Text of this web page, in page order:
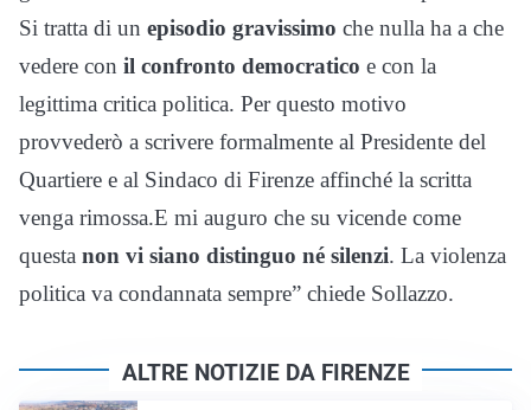
Si tratta di un episodio gravissimo che nulla ha a che
vedere con il confronto democratico e con la
legittima critica politica. Per questo motivo
provvederò a scrivere formalmente al Presidente del
Quartiere e al Sindaco di Firenze affinché la scritta
venga rimossa.E mi auguro che su vicende come
questa non vi siano distinguo né silenzi. La violenza
politica va condannata sempre” chiede Sollazzo.
ALTRE NOTIZIE DA FIRENZE